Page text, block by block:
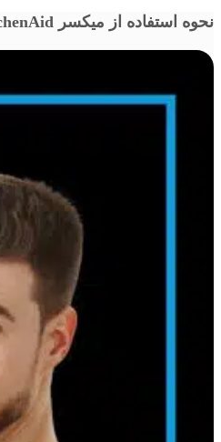
نحوه استفاده از میکسر KitchenAid